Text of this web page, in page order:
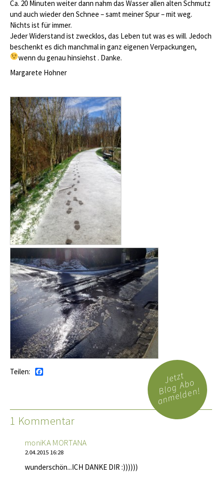
Ca. 20 Minuten weiter dann nahm das Wasser allen alten Schmutz
und auch wieder den Schnee – samt meiner Spur – mit weg.
Nichts ist für immer.
Jeder Widerstand ist zwecklos, das Leben tut was es will. Jedoch
beschenkt es dich manchmal in ganz eigenen Verpackungen,
wenn du genau hinsiehst. Danke.
Margarete Hohner
Teilen: Jetzt
Blog Abo
anmelden!
1 Kommentar
moniKA MORTANA
2.04.2015 16:28
wunderschön...ICH DANKE DIR :))))))